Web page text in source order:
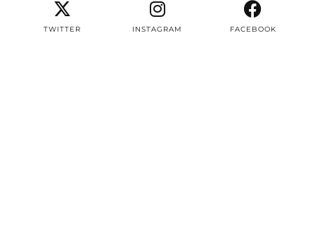
TWITTER INSTAGRAM FACEBOOK